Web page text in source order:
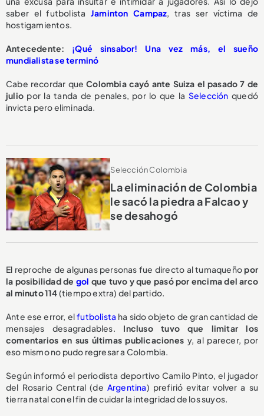
saber el futbolistaJaminton Campaz, tras ser víctima de
hostigamientos.
Antecedente: ¡Qué sinsabor! Una vez más, el sueño
mundialista se terminó
Cabe recordar que Colombia cayó ante Suiza el pasado 7 de
julio por la tanda de penales, por lo que la Selección quedó
invicta pero eliminada.
Selección Colombia
La eliminación de Colombia
le sacó la piedra a Falcao y
se desahogó
El reproche de algunas personas fue directo al tumaqueñopor
la posibilidad de gol que tuvo y que pasó por encima del arco
al minuto 114(tiempo extra) del partido.
Ante ese error, elfutbolista ha sido objeto de gran cantidad de
mensajes desagradables. Incluso tuvo que limitar los
comentarios en sus últimas publicaciones y, al parecer, por
eso mismo no pudo regresar a Colombia.
Según informó el periodista deportivo Camilo Pinto, el jugador
del Rosario Central (de Argentina) prefirió evitar volver a su
tierra natal con el fin de cuidar la integridad de los suyos.